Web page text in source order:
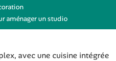
aménager un studio
avec une cuisine intégrée